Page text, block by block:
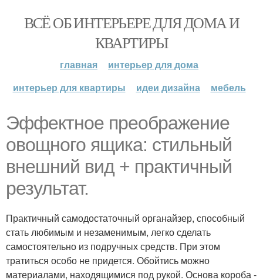
ВСЁ ОБ ИНТЕРЬЕРЕ ДЛЯ ДОМА И
КВАРТИРЫ
главная
интерьер для дома
интерьер для квартиры
идеи дизайна мебель
Эффектное преображение
овощного ящика: стильный
внешний вид + практичный
результат.
Практичный самодостаточный органайзер, способный
стать любимым и незаменимым, легко сделать
самостоятельно из подручных средств. При этом
тратиться особо не придется. Обойтись можно
материалами, находящимися под рукой. Основа короба -